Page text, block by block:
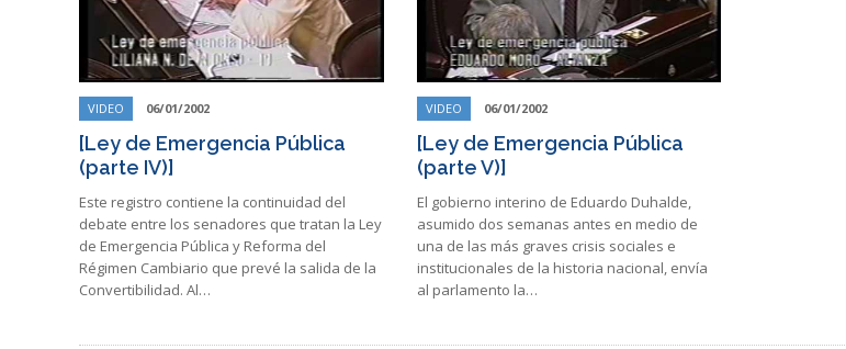
VIDEO 06/01/2002
[Ley de Emergencia Pública
(parte IV)]
Este registro contiene la continuidad del
debate entre los senadores que tratan la Ley
de Emergencia Pública y Reforma del
Régimen Cambiario que prevé la salida de la
Convertibilidad. Al…
VIDEO 06/01/2002
[Ley de Emergencia Pública
(parte V)]
El gobierno interino de Eduardo Duhalde,
asumido dos semanas antes en medio de
una de las más graves crisis sociales e
institucionales de la historia nacional, envía
al parlamento la…